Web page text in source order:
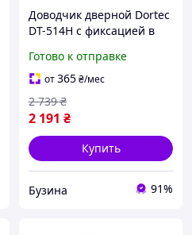
Доводчик дверной Dortec
DT-514H с фиксацией в
85 кг 248x45x72 мм
серебро buzyna
Готово к отправке
от365₴/мес
2 191 ₴
2 739 ₴
Купить
Бузина 91%